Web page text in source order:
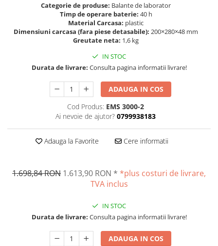
Greutati de testare
Cutii din plastic
Set verificare minimal
Cutii pentru clean room
OIML F2
Categorie de produse: Balante de laborator
Timp de operare baterie: 40 h
Material Carcasa: plastic
Dimensiuni carcasa (fara piese detasabile): 200×280×48 mm
Greutate neta: 1,6 kg
IN STOC
Durata de livrare: Consulta pagina informatii livrare!
ADAUGA IN COS
Cod Produs: EMS 3000-2
Ai nevoie de ajutor? 0799938183
Adauga la Favorite Cere informatii
1.698,84 RON 1.613,90 RON * *plus costuri de livrare,
TVA inclus
IN STOC
Durata de livrare: Consulta pagina informatii livrare!
ADAUGA IN COS